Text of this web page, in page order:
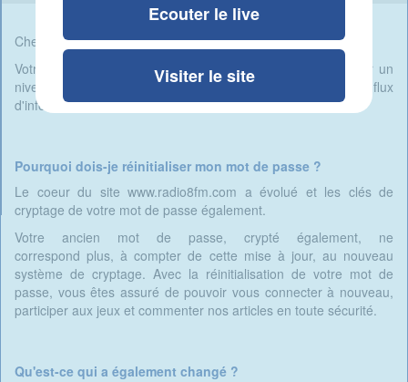
Ecouter le live
Visiter le site
Cher internaute,
Votre site www.radio8fm.com a été mis à jour afin d'assurer un
niveau de sécurité constant et toujours vous offrir un flux
d'informations continu.
Pourquoi dois-je réinitialiser mon mot de passe ?
Le coeur du site www.radio8fm.com a évolué et les clés de
cryptage de votre mot de passe également.
Votre ancien mot de passe, crypté également, ne
correspond plus, à compter de cette mise à jour, au nouveau
système de cryptage. Avec la réinitialisation de votre mot de
passe, vous êtes assuré de pouvoir vous connecter à nouveau,
participer aux jeux et commenter nos articles en toute sécurité.
Qu'est-ce qui a également changé ?